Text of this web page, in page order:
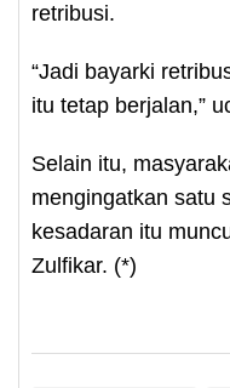
retribusi.
“Jadi bayarki
itu tetap berjalan,”
Selain itu,
mengingatkan satu
kesadaran itu
Zulfikar. (*)